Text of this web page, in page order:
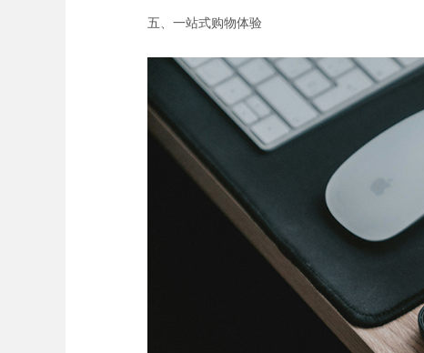
五、一站式购物体验